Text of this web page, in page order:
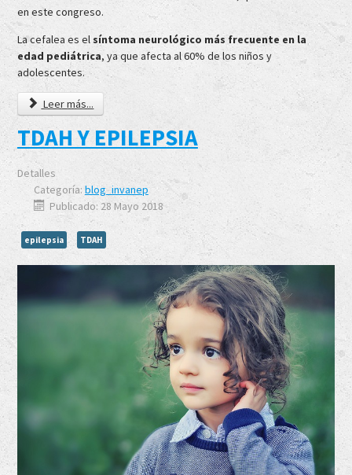
en este congreso.
La cefalea es el síntoma neurológico más frecuente en la
edad pediátrica, ya que afecta al 60% de los niños y
adolescentes.
Leer más...
TDAH Y EPILEPSIA
Detalles
Categoría: blog_invanep
Publicado: 28 Mayo 2018
epilepsia TDAH